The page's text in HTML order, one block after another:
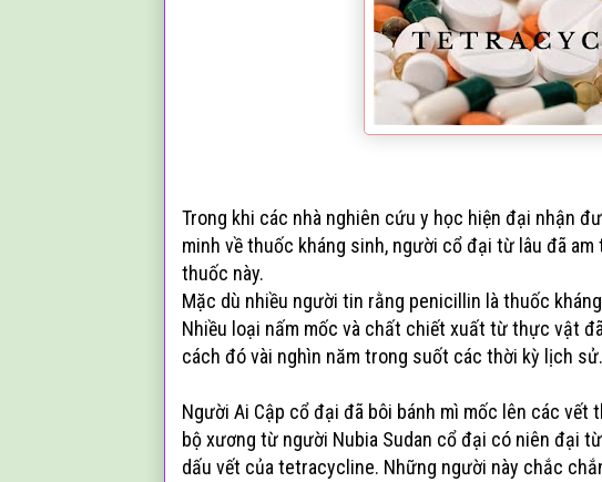
Trong khi các nhà nghiên cứu y học hiện đại nhận
minh về thuốc kháng sinh, người cổ đại từ lâu đã
thuốc này.
Mặc dù nhiều người tin rằng penicillin là thuốc
Nhiều loại nấm mốc và chất chiết xuất từ thực vật
cách đó vài nghìn năm trong suốt các thời kỳ lịch sử.
Người Ai Cập cổ đại đã bôi bánh mì mốc lên các
bộ xương từ người Nubia Sudan cổ đại có niên đại
dấu vết của tetracycline. Những người này chắc